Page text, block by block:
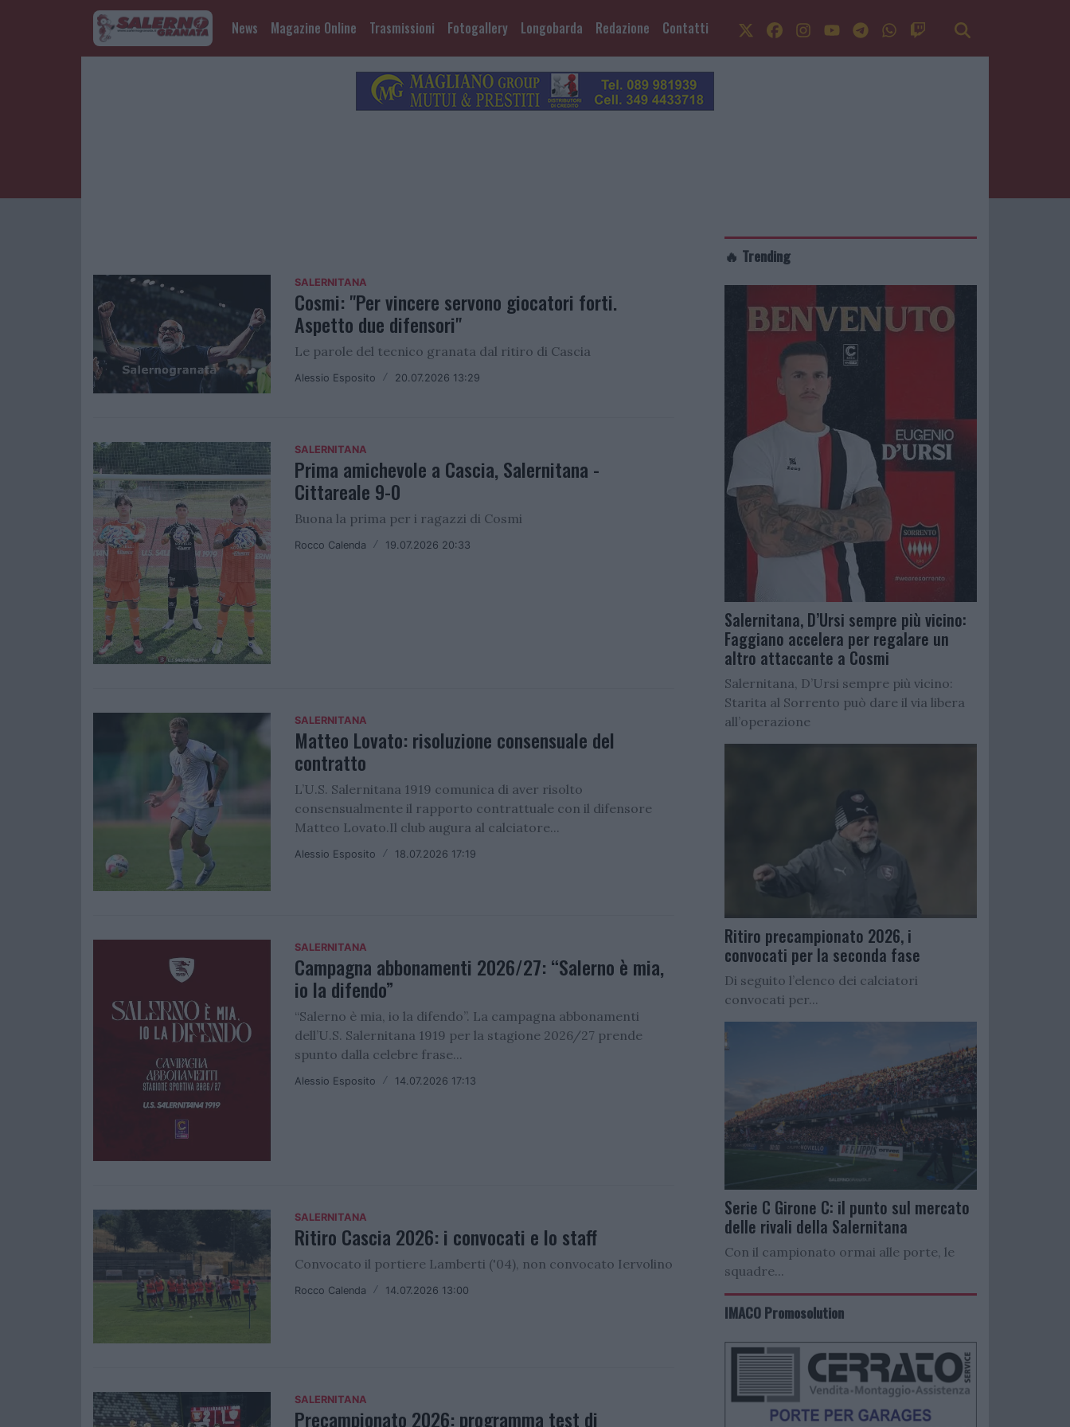
News Magazine Online Trasmissioni Fotogallery Longobarda Redazione Contatti
SALERNITANA
Cosmi: "Per vincere servono giocatori forti.
Aspetto due difensori"
Le parole del tecnico granata dal ritiro di Cascia
Alessio Esposito / 20.07.2026 13:29
SALERNITANA
Prima amichevole a Cascia, Salernitana -
Cittareale 9-0
Buona la prima per i ragazzi di Cosmi
Rocco Calenda / 19.07.2026 20:33
SALERNITANA
Matteo Lovato: risoluzione consensuale del
contratto
L’U.S. Salernitana 1919 comunica di aver risolto
consensualmente il rapporto contrattuale con il difensore
Matteo Lovato.Il club augura al calciatore...
Alessio Esposito / 18.07.2026 17:19
SALERNITANA
Campagna abbonamenti 2026/27: “Salerno è mia,
io la difendo”
“Salerno è mia, io la difendo”. La campagna abbonamenti
dell’U.S. Salernitana 1919 per la stagione 2026/27 prende
spunto dalla celebre frase...
Alessio Esposito / 14.07.2026 17:13
SALERNITANA
Ritiro Cascia 2026: i convocati e lo staff
Convocato il portiere Lamberti ('04), non convocato Iervolino
Rocco Calenda / 14.07.2026 13:00
SALERNITANA
Precampionato 2026: programma test di
🔥 Trending
Salernitana, D’Ursi sempre più vicino:
Faggiano accelera per regalare un
altro attaccante a Cosmi
Salernitana, D’Ursi sempre più vicino:
Starita al Sorrento può dare il via libera
all’operazione
Ritiro precampionato 2026, i
convocati per la seconda fase
Di seguito l’elenco dei calciatori
convocati per...
Serie C Girone C: il punto sul mercato
delle rivali della Salernitana
Con il campionato ormai alle porte, le
squadre...
IMACO Promosolution